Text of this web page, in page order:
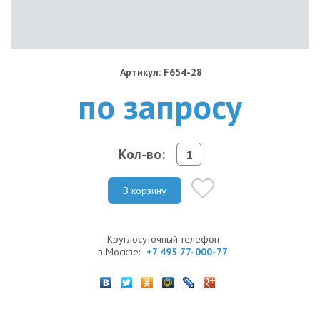
Артикул: F654-28
по запросу
Кол-во:
В корзину
Круглосуточный телефон
в Москве: +7 495 77-000-77